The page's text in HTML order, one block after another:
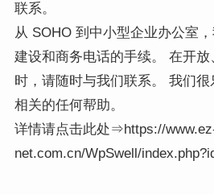
联系。
从 SOHO 到中小型企业办公室
建设和商务电话的手续。 在开
时，请随时与我们联系。 我们
相关的任何帮助。
详情请点击此处⇒https://
net.com.cn/WpSwell/